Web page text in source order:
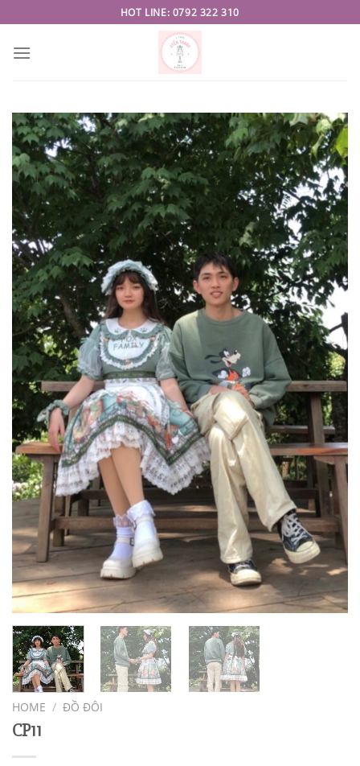
to
content
HOT LINE: 0792 322 310
HOME / ĐỒ ĐÔI
CP11